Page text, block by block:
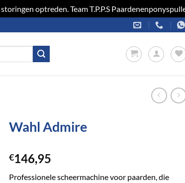
optreden. Team T.P.P.S
Wahl Admire
€146,95
Professionele scheermachine voor paarden, die